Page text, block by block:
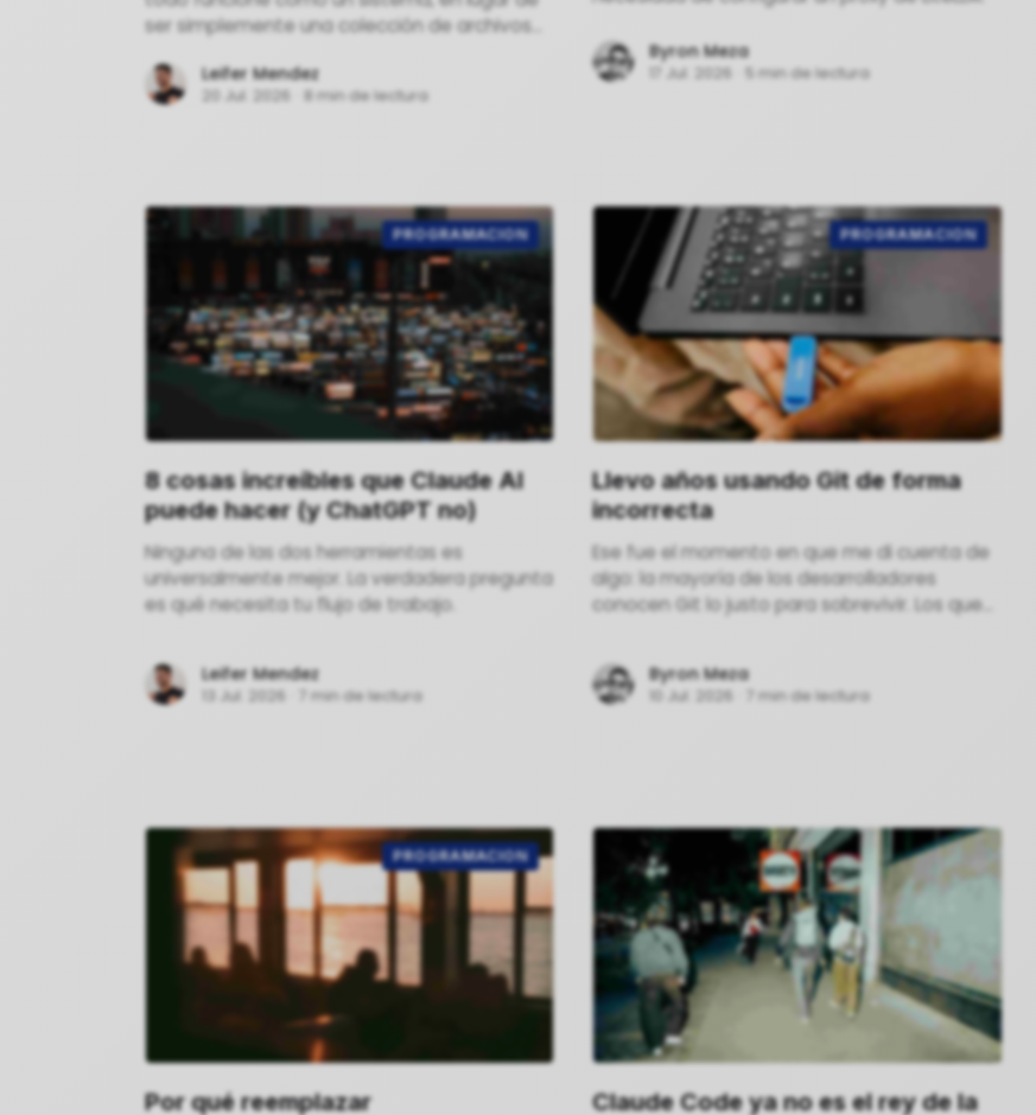
ser simplemente una colección de archivos
Leifer Mendez
20 Jul. 2026 8 min de lectura
Byron Meza
17 Jul. 2026 5 min de lectura
PROGRAMACION
8 cosas increíbles que Claude AI
puede hacer (y ChatGPT no)
Ninguna de las dos herramientas es
universalmente mejor. La verdadera pregunta
es qué necesita tu flujo de trabajo.
Leifer Mendez
13 Jul. 2026 7 min de lectura
PROGRAMACION
Llevo años usando Git de forma
incorrecta
Ese fue el momento en que me di cuenta de
algo: la mayoría de los desarrolladores
conocen Git lo justo para sobrevivir. Los que
Byron Meza
10 Jul. 2026 7 min de lectura
PROGRAMACION
Por qué reemplazar
Claude Code ya no es el rey de la